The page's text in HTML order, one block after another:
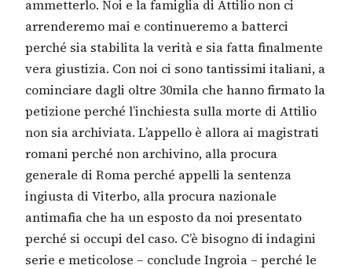
ammetterlo. Noi e la famiglia di Attilio non ci
arrenderemo mai e continueremo a batterci
perché sia stabilita la verità e sia fatta finalmente
vera giustizia. Con noi ci sono tantissimi italiani, a
cominciare dagli oltre 30mila che hanno firmato la
petizione perché l’inchiesta sulla morte di Attilio
non sia archiviata. L’appello è allora ai magistrati
romani perché non archivino, alla procura
generale di Roma perché appelli la sentenza
ingiusta di Viterbo, alla procura nazionale
antimafia che ha un esposto da noi presentato
perché si occupi del caso. C’è bisogno di indagini
serie e meticolose – conclude Ingroia – perché le